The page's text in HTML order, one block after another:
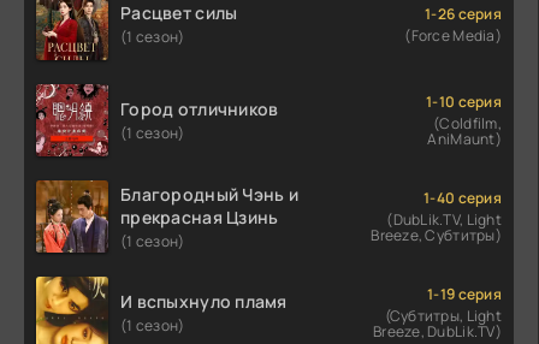
Расцвет силы
(1 сезон)
1-26 серия
(Force Media)
Город отличников
(1 сезон)
1-10 серия
(Coldfilm,
AniMaunt)
Благородный Чэнь и
прекрасная Цзинь
(1 сезон)
1-40 серия
(DubLik.TV, Light
Breeze, Субтитры)
И вспыхнуло пламя
(1 сезон)
1-19 серия
(Субтитры, Light
Breeze, DubLik.TV)